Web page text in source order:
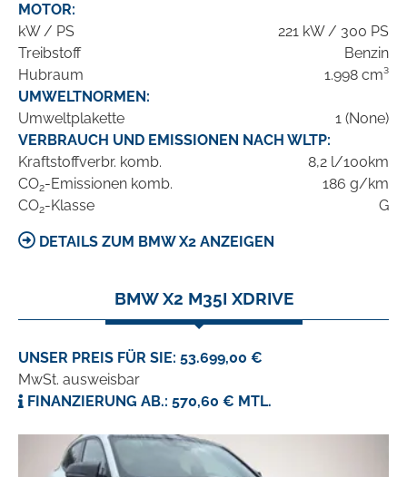
MOTOR:
kW / PS
221 kW / 300 PS
Treibstoff
Benzin
Hubraum
1.998 cm³
UMWELTNORMEN:
Umweltplakette
1 (None)
VERBRAUCH UND EMISSIONEN NACH WLTP:
Kraftstoffverbr. komb.
8,2 l/100km
CO2-Emissionen komb.
186 g/km
CO2-Klasse G
DETAILS ZUM BMW X2 ANZEIGEN
BMW X2 M35I XDRIVE
UNSER PREIS FÜR SIE: 53.699,00 €
MwSt. ausweisbar
FINANZIERUNG AB.: 570,60 € MTL.